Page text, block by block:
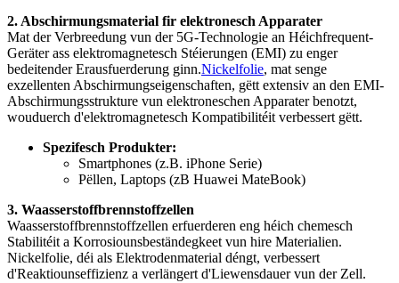
2. Abschirmungsmaterial fir elektronesch Apparater
Mat der Verbreedung vun der 5G-Technologie an Héichfrequent-
Geräter ass elektromagnetesch Stéierungen (EMI) zu enger
bedeitender Erausfuerderung ginn.Nickelfolie, mat senge
exzellenten Abschirmungseigenschaften, gëtt extensiv an den EMI-
Abschirmungsstrukture vun elektroneschen Apparater benotzt,
wouduerch d'elektromagnetesch Kompatibilitéit verbessert gëtt.
Spezifesch Produkter:
Smartphones (z.B. iPhone Serie)
Pëllen, Laptops (zB Huawei MateBook)
3. Waasserstoffbrennstoffzellen
Waasserstoffbrennstoffzellen erfuerderen eng héich chemesch
Stabilitéit a Korrosiounsbeständegkeet vun hire Materialien.
Nickelfolie, déi als Elektrodenmaterial déngt, verbessert
d'Reaktiounseffizienz a verlängert d'Liewensdauer vun der Zell.